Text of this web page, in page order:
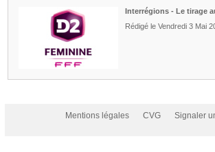
Interrégions - Le tirage
Rédigé le Vendredi 3 Mai
Mentions légales CVG Signaler